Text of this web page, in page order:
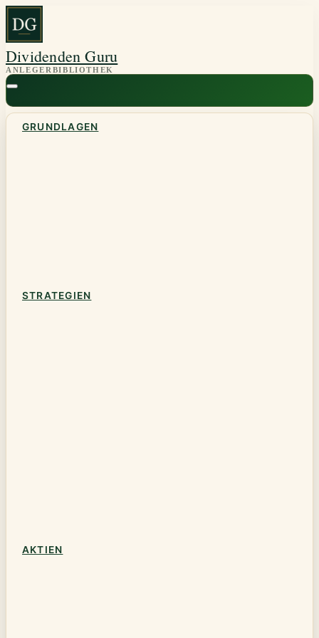
Zum
Inhalt
springen
Dividenden Guru
GRUNDLAGEN
STRATEGIEN
AKTIEN